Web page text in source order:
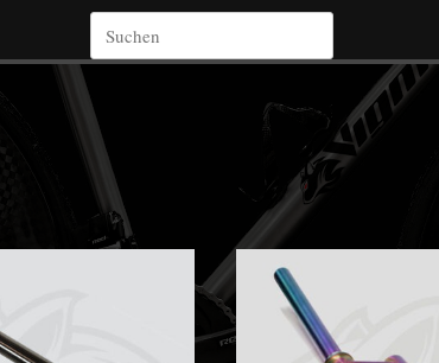
Suchen
nach: